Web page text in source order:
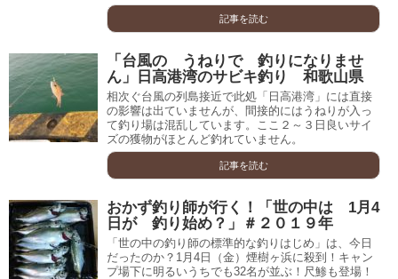
記事を読む
「台風の うねりで 釣りになりませ
ん」日高港湾のサビキ釣り 和歌山県
相次ぐ台風の列島接近で此処「日高港湾」には直接
の影響は出ていませんが、間接的にはうねりが入っ
て釣り場は混乱しています。ここ２～３日良いサイ
ズの獲物がほとんど釣れていません。
記事を読む
おかず釣り師が行く！「世の中は 1月4
日が 釣り始め？」＃２０１９年
「世の中の釣り師の標準的な釣りはじめ」は、今日
だったのか？1月4日（金）煙樹ヶ浜に殺到！キャン
プ場下に明るいうちでも32名が並ぶ！尺鯵も登場！